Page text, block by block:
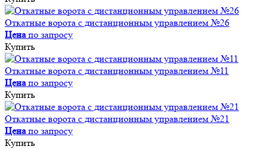
Откатные ворота с дистанционным управлением №26
Ценапо запросу
Купить
Откатные ворота с дистанционным управлением №11
Ценапо запросу
Купить
Откатные ворота с дистанционным управлением №21
Ценапо запросу
Купить